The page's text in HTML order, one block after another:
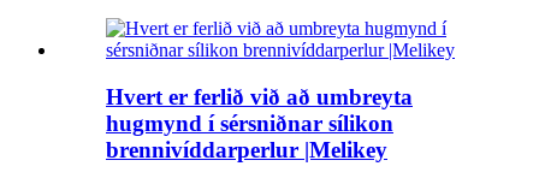
Hvert er ferlið við að umbreyta
hugmynd í sérsniðnar sílikon
brennivíddarperlur |Melikey